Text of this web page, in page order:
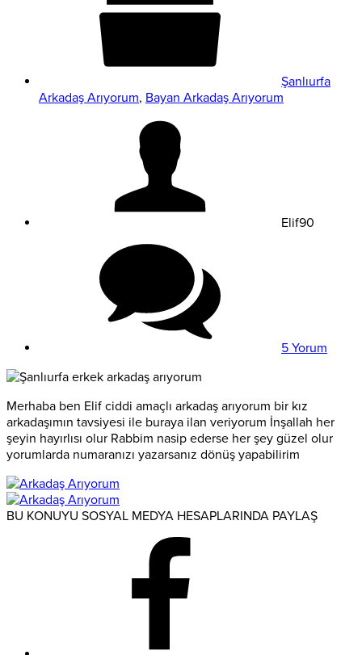
Şanlıurfa
Arkadaş Arıyorum, Bayan Arkadaş Arıyorum
Elif90
5 Yorum
Merhaba ben Elif ciddi amaçlı arkadaş arıyorum bir kız
arkadaşımın tavsiyesi ile buraya ilan veriyorum İnşallah her
şeyin hayırlısı olur Rabbim nasip ederse her şey güzel olur
yorumlarda numaranızı yazarsanız dönüş yapabilirim
BU KONUYU SOSYAL MEDYA HESAPLARINDA PAYLAŞ